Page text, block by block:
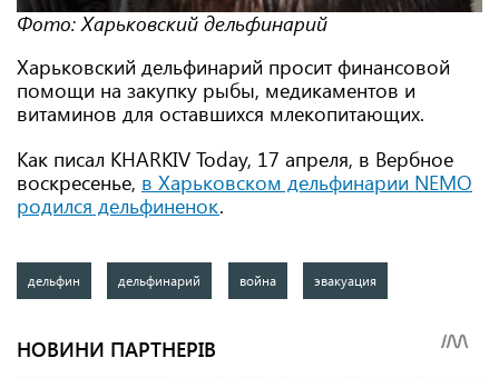
Фото: Харьковский дельфинарий
Харьковский дельфинарий просит финансовой
помощи на закупку рыбы, медикаментов и
витаминов для оставшихся млекопитающих.
Как писал KHARKIV Today, 17 апреля, в Вербное
воскресенье, в Харьковском дельфинарии NEMO
родился дельфиненок.
дельфин дельфинарий война эвакуация